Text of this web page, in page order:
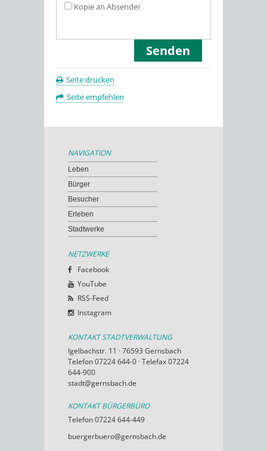
Kopie an Absender
Seite drucken
Seite empfehlen
NAVIGATION
Leben
Bürger
Besucher
Erleben
Stadtwerke
NETZWERKE
Facebook
YouTube
RSS-Feed
Instagram
KONTAKT STADTVERWALTUNG
Igelbachstr. 11 · 76593 Gernsbach
Telefon 07224 644-0 · Telefax 07224
644-900
stadt@gernsbach.de
KONTAKT BÜRGERBÜRO
Telefon 07224 644-449
buergerbuero@gernsbach.de